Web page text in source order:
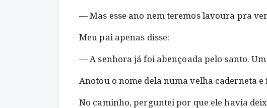
― Mas esse ano nem teremos lavoura pra
Meu pai apenas disse:
― A senhora já foi abençoada pelo santo.
Anotou o nome dela numa velha caderneta e
No caminho, perguntei por que ele havia